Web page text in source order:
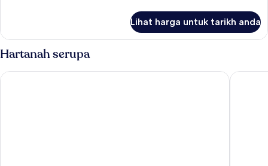
Room
Lihat harga untuk tarikh anda
Hartanah serupa
Pacific Express Hotel Central Market BRYQs